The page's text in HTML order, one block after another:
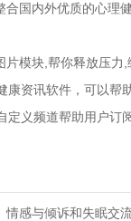
国内外优质的心理
模块,帮你释放压力,
资讯软件，可以帮
义频道帮助用户订
感与倾诉和失眠交